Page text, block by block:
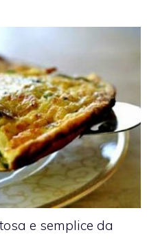
e semplice da